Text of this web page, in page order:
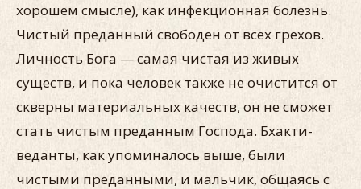
хорошем смысле), как инфекционная болезнь.
Чистый преданный свободен от всех грехов.
Личность Бога — самая чистая из живых
существ, и пока человек также не очистится от
скверны материальных качеств, он не сможет
стать чистым преданным Господа. Бхакти-
веданты, как упоминалось выше, были
чистыми преданными, и мальчик, общаясь с